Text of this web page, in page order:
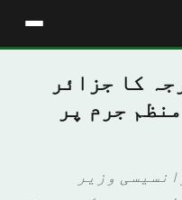
کا جزائر
جرم پر
وزیر